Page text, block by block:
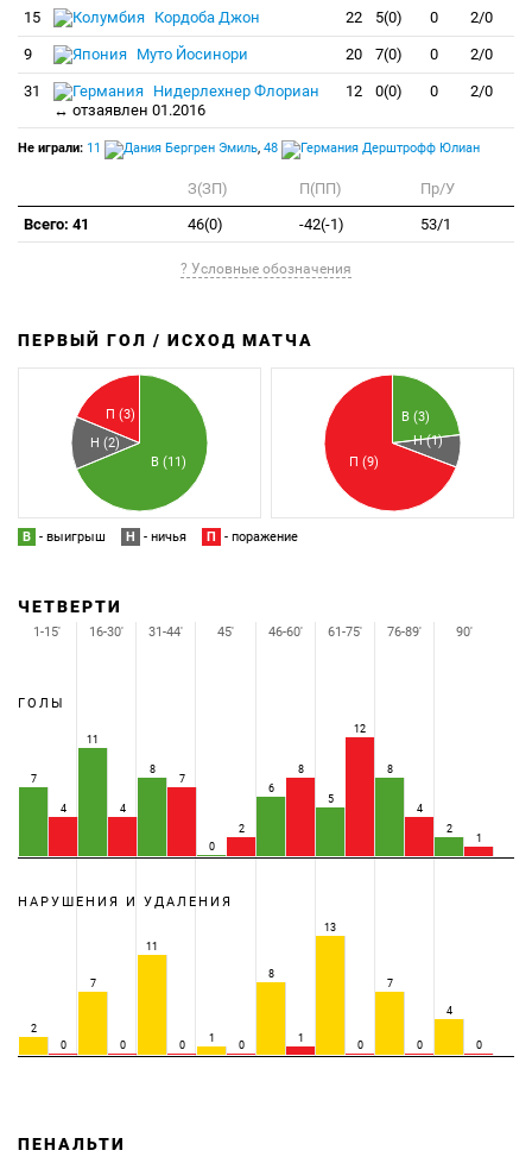
15 Кордоба Джон 22 5(0) 0 2/0
9 Муто Йосинори 20 7(0) 0 2/0
31
Нидерлехнер Флориан
↔ отзаявлен 01.2016
12 0(0) 0 2/0
Не играли: 11 Бергрен Эмиль, 48 Дерштрофф Юлиан
З(ЗП) П(ПП)
Пр/У
Всего: 41
46(0) -42(-1) 53/1
? Условные обозначения
ПЕРВЫЙ ГОЛ / ИСХОД МАТЧА
В (11)
Н (2)
П (3)
В (3)
Н (1)
П (9)
В - выигрыш Н - ничья П - поражение
ЧЕТВЕРТИ
ГОЛЫ
7
4
11
4
8
7
0
2
6
8
5
12
8
4
2
1
НАРУШЕНИЯ И УДАЛЕНИЯ
2
0
7
0
11
0
1
0
8
1
13
0
7
0
4
0
1-15' 16-30' 31-44' 45' 46-60' 61-75' 76-89' 90'
ПЕНАЛЬТИ